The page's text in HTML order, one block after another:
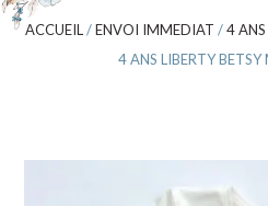
ACCUEIL /ENVOI IMMEDIAT /4 ANS
4 ANS LIBERTY